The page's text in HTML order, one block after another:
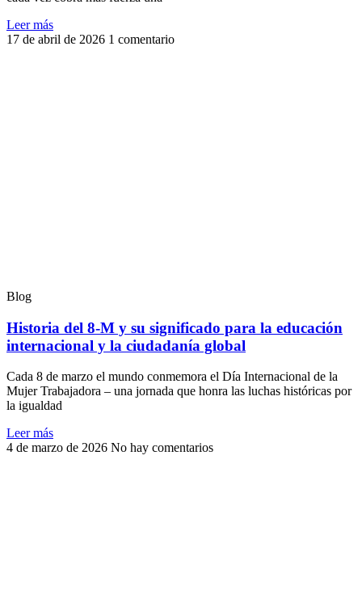
Leer más
17 de abril de 2026 1 comentario
Blog
Historia del 8-M y su significado para la educación
internacional y la ciudadanía global
Cada 8 de marzo el mundo conmemora el Día Internacional de la
Mujer Trabajadora – una jornada que honra las luchas históricas por
la igualdad
Leer más
4 de marzo de 2026 No hay comentarios